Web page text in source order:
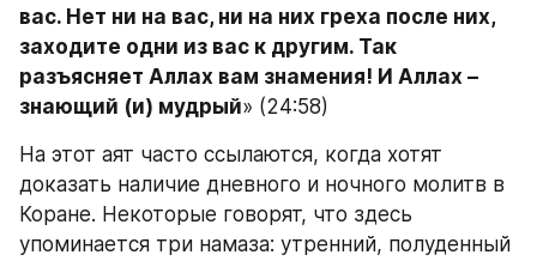
вас. Нет ни на вас, ни на них греха после них,
заходите одни из вас к другим. Так
разъясняет Аллах вам знамения! И Аллах –
знающий (и) мудрый» (24:58)
На этот аят часто ссылаются, когда хотят
доказать наличие дневного и ночного молитв в
Коране. Некоторые говорят, что здесь
упоминается три намаза: утренний, полуденный